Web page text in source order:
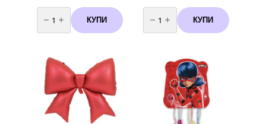
количество
за
Фолиев
балон
см
оранжев
КУПИ
количество
за
Фолиев
балон
зелен
КУПИ